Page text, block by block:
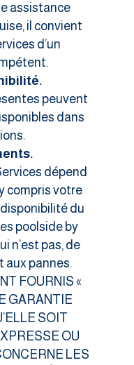
assistance
il convient
d’un
peuvent
dans
dépend
compris votre
du
poolside by
n’est pas, de
aux pannes.
FOURNIS «
GARANTIE
SOIT
OU
LES